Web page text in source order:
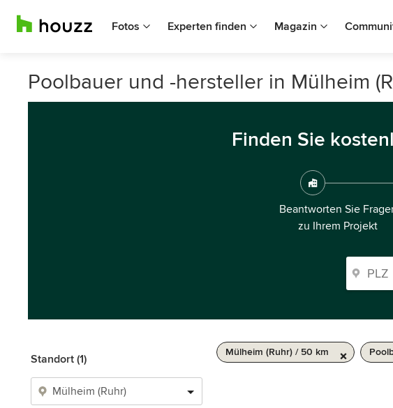
Fotos Experten finden Magazin
Poolbauer und -hersteller in Mülheim
Finden Sie
Beantworten Sie
zu Ihrem Projekt
Standort (1)
Mülheim (Ruhr) / 50 km